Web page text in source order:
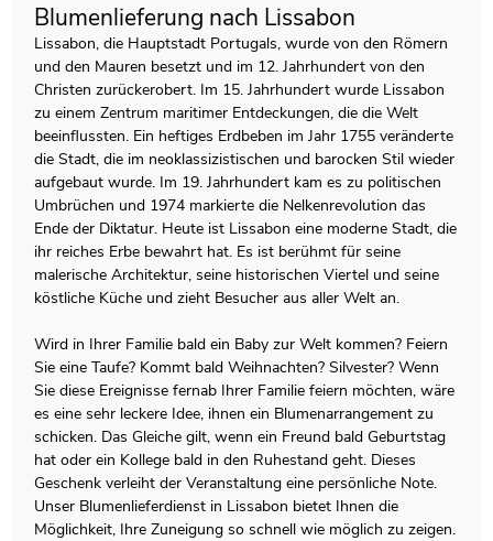
Blumenlieferung nach Lissabon
Lissabon, die Hauptstadt Portugals, wurde von den Römern
und den Mauren besetzt und im 12. Jahrhundert von den
Christen zurückerobert. Im 15. Jahrhundert wurde Lissabon
zu einem Zentrum maritimer Entdeckungen, die die Welt
beeinflussten. Ein heftiges Erdbeben im Jahr 1755 veränderte
die Stadt, die im neoklassizistischen und barocken Stil wieder
aufgebaut wurde. Im 19. Jahrhundert kam es zu politischen
Umbrüchen und 1974 markierte die Nelkenrevolution das
Ende der Diktatur. Heute ist Lissabon eine moderne Stadt, die
ihr reiches Erbe bewahrt hat. Es ist berühmt für seine
malerische Architektur, seine historischen Viertel und seine
köstliche Küche und zieht Besucher aus aller Welt an.
Wird in Ihrer Familie bald ein Baby zur Welt kommen? Feiern
Sie eine Taufe? Kommt bald Weihnachten? Silvester? Wenn
Sie diese Ereignisse fernab Ihrer Familie feiern möchten, wäre
es eine sehr leckere Idee, ihnen ein Blumenarrangement zu
schicken. Das Gleiche gilt, wenn ein Freund bald Geburtstag
hat oder ein Kollege bald in den Ruhestand geht. Dieses
Geschenk verleiht der Veranstaltung eine persönliche Note.
Unser Blumenlieferdienst in Lissabon bietet Ihnen die
Möglichkeit, Ihre Zuneigung so schnell wie möglich zu zeigen.